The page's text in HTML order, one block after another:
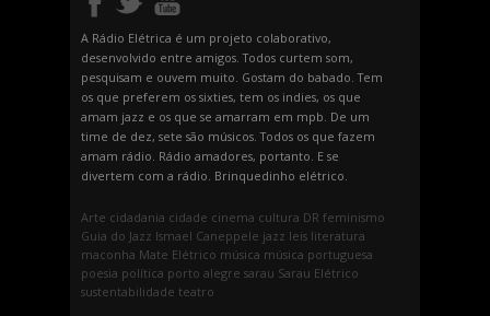
A Rádio Elétrica é um projeto colaborativo,
desenvolvido entre amigos. Todos curtem som,
pesquisam e ouvem muito. Gostam do babado. Tem
os que preferem os sixties, tem os indies, os que
amam jazz e os que se amarram em mpb. De um
time de dez, sete são músicos. Todos os que fazem
amam rádio. Rádio amadores, portanto. E se
divertem com a rádio. Brinquedinho elétrico.
Arte cidadania cidade cinema cultura DR feminismo
Guia do Jazz Ismael Caneppele jazz leis literatura
maconha Mate Elétrico música música portuguesa
poesia política porto alegre sarau Sarau Elétrico
sustentabilidade teatro